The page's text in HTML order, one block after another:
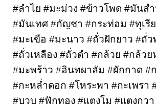
#ลำไย #มะม่วง #ข้าวโพด #มันส
#มันเทศ #กัญชา #กระท่อม #ทุเรี
#มะเขือ #มะนาว #ถั่วฝักยาว #ถั่ว
#ถั่วเหลือง #ถั่วดำ #กล้วย #กล้ว
#มะพร้าว #อินทผาลัม #ผักกาด #
#กะหล่ำดอก #โหระพา #กะเพรา
#บวบ #ฟักทอง #แตงโม #แตงกว